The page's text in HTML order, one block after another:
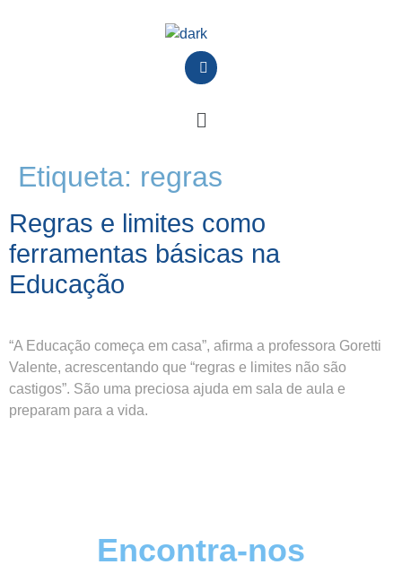
Etiqueta: regras
Regras e limites como
ferramentas básicas na
Educação
“A Educação começa em casa”, afirma a professora Goretti
Valente, acrescentando que “regras e limites não são
castigos”. São uma preciosa ajuda em sala de aula e
preparam para a vida.
Encontra-nos